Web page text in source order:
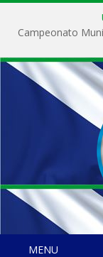
MENU